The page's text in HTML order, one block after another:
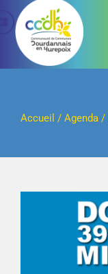
Passer
contenu
Accueil / Agenda/